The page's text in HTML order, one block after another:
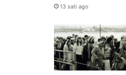
13 sati ago